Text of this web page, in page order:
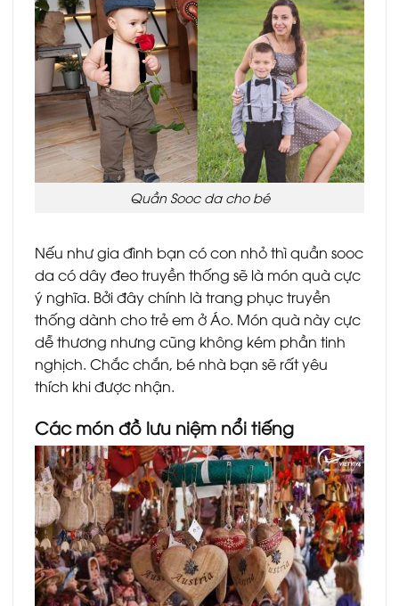
Quần Sooc da cho bé
Nếu như gia đình bạn có con nhỏ thì quần sooc
da có dây đeo truyền thống sẽ là món quà cực
ý nghĩa. Bởi đây chính là trang phục truyền
thống dành cho trẻ em ở Áo. Món quà này cực
dễ thương nhưng cũng không kém phần tinh
nghịch. Chắc chắn, bé nhà bạn sẽ rất yêu
thích khi được nhận.
Các món đồ lưu niệm nổi tiếng